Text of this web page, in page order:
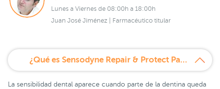
Lunes a Viernes de 08:00h a 18:00h
Juan José Jiménez | Farmacéutico titular
¿Qué es Sensodyne Repair & Protect Pasta Dentífrica 75 ml Duplo?
La sensibilidad dental aparece cuando parte de la dentina queda